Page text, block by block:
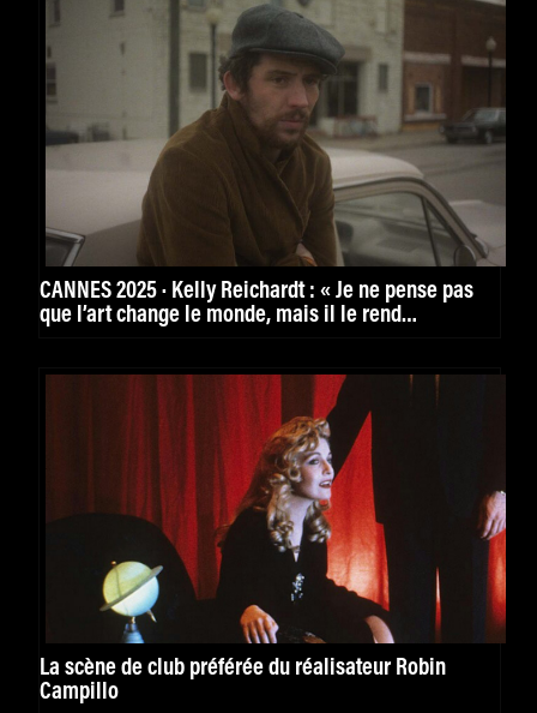
CANNES 2025 · Kelly Reichardt : « Je ne pense pas
que l’art change le monde, mais il le rend
La scène de club préférée du réalisateur Robin
Campillo